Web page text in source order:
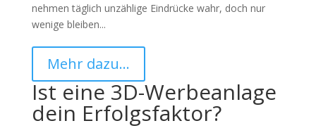
nehmen täglich unzählige Eindrücke wahr, doch nur
wenige bleiben...
Mehr dazu…
Ist eine 3D-Werbeanlage
dein Erfolgsfaktor?